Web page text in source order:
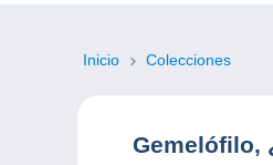
Inicio Colecciones
Gemelófilo,